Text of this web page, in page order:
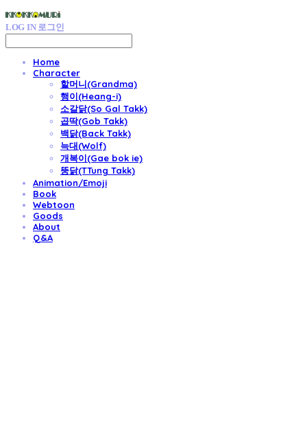
LOG IN 로그인
Home
Character
할머니(Grandma)
행이(Heang-i)
소갈닭(So Gal Takk)
곱딱(Gob Takk)
백닭(Back Takk)
늑대(Wolf)
개복이(Gae bok ie)
뚱닭(TTung Takk)
Animation/Emoji
Book
Webtoon
Goods
About
Q&A